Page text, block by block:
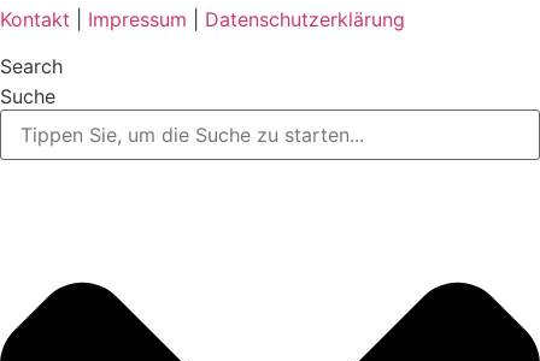
Kontakt
Impressum
Datenschutzerklärung
Search
Suche